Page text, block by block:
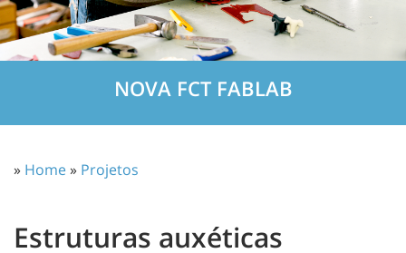
NOVA FCT FABLAB
» Home» Projetos
Estruturas auxéticas